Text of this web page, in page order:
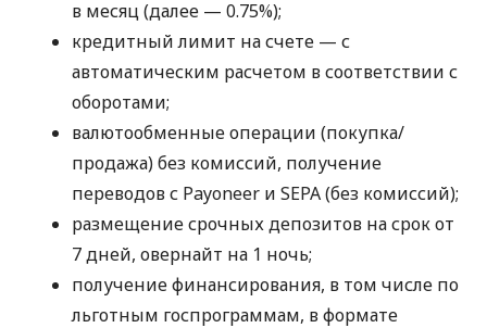
в месяц (далее — 0.75%);
кредитный лимит на счете — с
автоматическим расчетом в соответствии с
оборотами;
валютообменные операции (покупка/
продажа) без комиссий, получение
переводов с Payoneer и SEPA (без комиссий);
размещение срочных депозитов на срок от
7 дней, овернайт на 1 ночь;
получение финансирования, в том числе по
льготным госпрограммам, в формате